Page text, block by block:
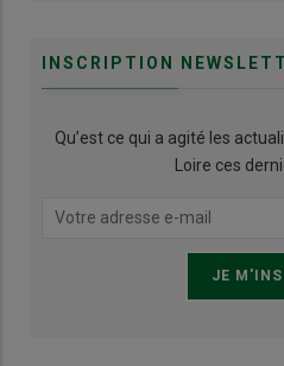
INSCRIPTION
Qu’est ce qui a agité les
Loire ces